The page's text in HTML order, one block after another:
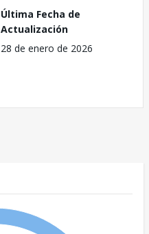
Última Fecha de
Actualización
28 de enero de 2026